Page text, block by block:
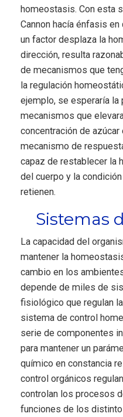
homeostasis. Con esta
Cannon hacía énfasis
un factor desplaza la
dirección, resulta
de mecanismos que
la regulación
ejemplo, se esperaría la
mecanismos que
concentración de azúcar
mecanismo de
capaz de restablecer la
del cuerpo y la
retienen.
Sistemas
La capacidad del
mantener la
cambio en los
depende de miles de
fisiológico que regulan
sistema de control
serie de componentes
para mantener un
químico en constancia
control orgánicos
controlan los procesos
funciones de los